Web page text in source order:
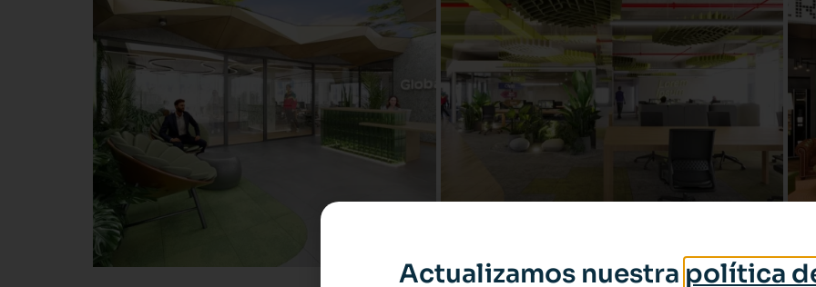
Actualizamos nuestra política